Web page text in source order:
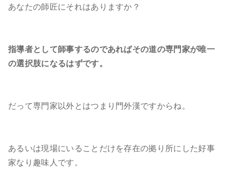
あなたの師匠にそれはありますか？
指導者として師事するのであればその道の専門家が唯一
の選択肢になるはずです。
だって専門家以外とはつまり門外漢ですからね。
あるいは現場にいることだけを存在の拠り所にした好事
家なり趣味人です。